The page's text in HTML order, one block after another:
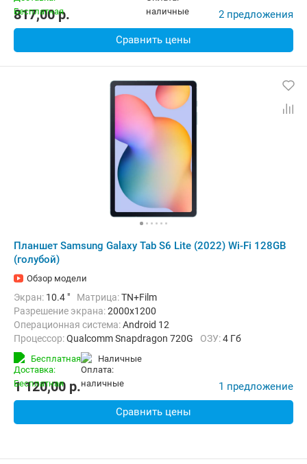
817,00p. 2 предложения
Сравнить цены
Планшет Samsung Galaxy Tab S6 Lite (2022) Wi-Fi 128GB
(голубой)
Обзор модели
Экран: 10.4 " Матрица:TN+Film
Разрешение экрана:2000x1200
Операционная система:Android 12
Процессор:Qualcomm Snapdragon 720G ОЗУ:4 Гб
Встроенная память:
Беспроводная связь:Bluetooth, Wi-Fi
Комплектация:Перо (стилус)
Бесплатная наличные
1 120,00 p. 1 предложение
Сравнить цены